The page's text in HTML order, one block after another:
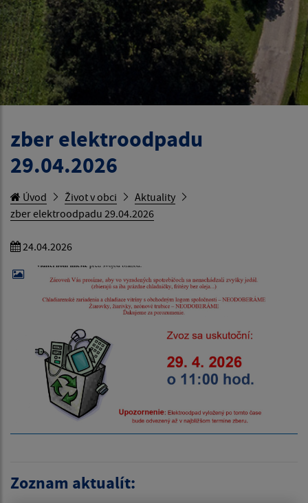
zber elektroodpadu
29.04.2026
Úvod Život v obci
Aktuality
zber elektroodpadu 29.04.2026
24.04.2026
Zoznam aktualít: